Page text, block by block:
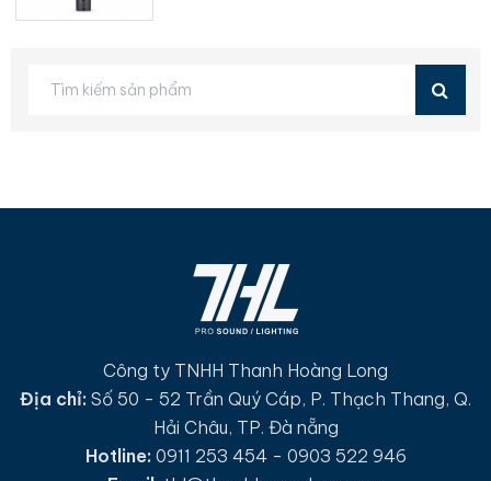
Công ty TNHH Thanh Hoàng Long
Địa chỉ: Số 50 - 52 Trần Quý Cáp, P. Thạch Thang, Q.
Hải Châu, TP. Đà nẵng
Hotline: 0911 253 454 - 0903 522 946